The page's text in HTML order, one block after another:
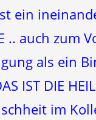
ein
.. auch zum
als ein
IST DIE
im